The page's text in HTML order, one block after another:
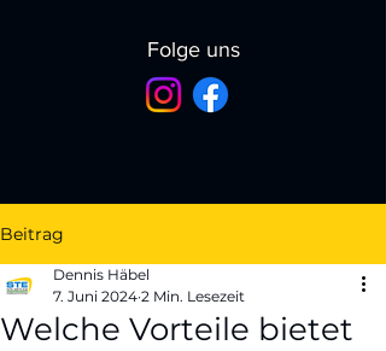
Folge uns
Beitrag
Welche Vorteile bietet
Dennis Häbel
7. Juni 2024 2 Min. Lesezeit